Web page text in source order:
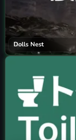
Dolls Nest